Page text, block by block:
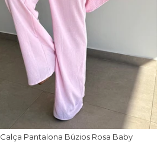
Calça Pantalona Búzios Rosa Baby